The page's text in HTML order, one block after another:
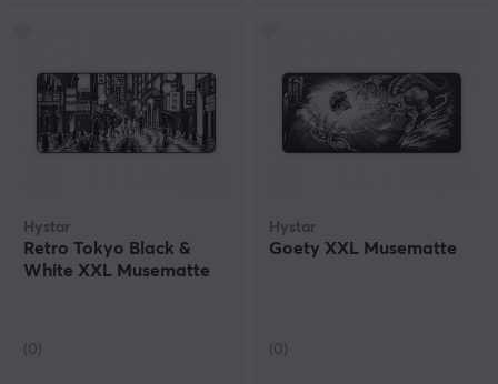
Hystar
Retro Tokyo Black &
White XXL Musematte
(0)
Hystar
Goety XXL Musematte
(0)